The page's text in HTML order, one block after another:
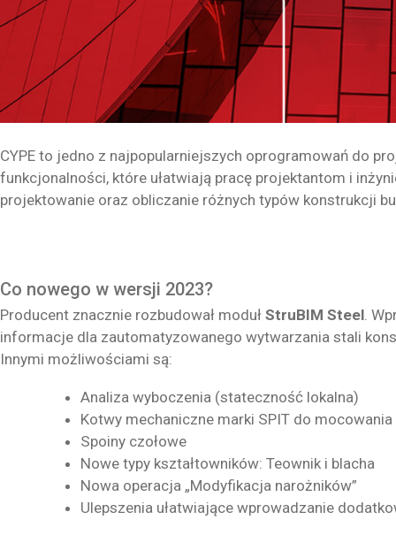
CYPE to jedno z najpopularniejszych oprogramowań do
funkcjonalności, które ułatwiają pracę projektantom i
projektowanie oraz obliczanie różnych typów konstrukcji
Co nowego w wersji 2023?
Producent znacznie rozbudował moduł StruBIM Steel.
informacje dla zautomatyzowanego wytwarzania stali
Innymi możliwościami są:
Analiza wyboczenia (stateczność lokalna)
Kotwy mechaniczne marki SPIT do mocowania
Spoiny czołowe
Nowe typy kształtowników: Teownik i blacha
Nowa operacja „Modyfikacja narożników”
Ulepszenia ułatwiające wprowadzanie